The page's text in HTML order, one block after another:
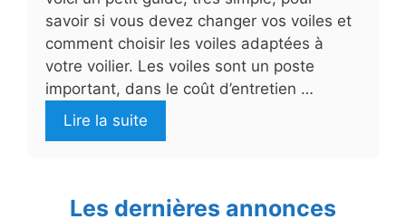
savoir si vous devez changer vos voiles et
comment choisir les voiles adaptées à
votre voilier. Les voiles sont un poste
important, dans le coût d’entretien …
Lire la suite
Les dernières annonces